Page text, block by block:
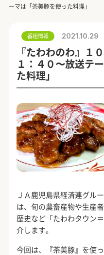
ーマは「茶美豚を使った料理」
番組情報 2021.10.29
『たわわのわ』１
１：４０〜放送テ
た料理」
ＪＡ鹿児島県経済連グル
は、旬の農畜産物や生産
歴史など「たわわタウン
介します。
今回は、『茶美豚』を使